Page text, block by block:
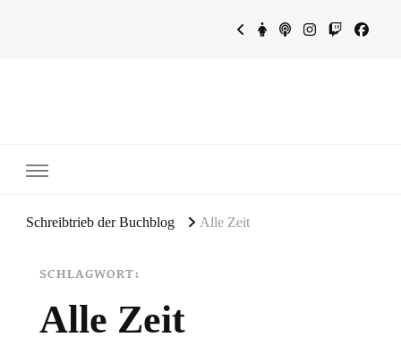
Schreibtrieb der Buchblog Alle Zeit
SCHLAGWORT:
Alle Zeit